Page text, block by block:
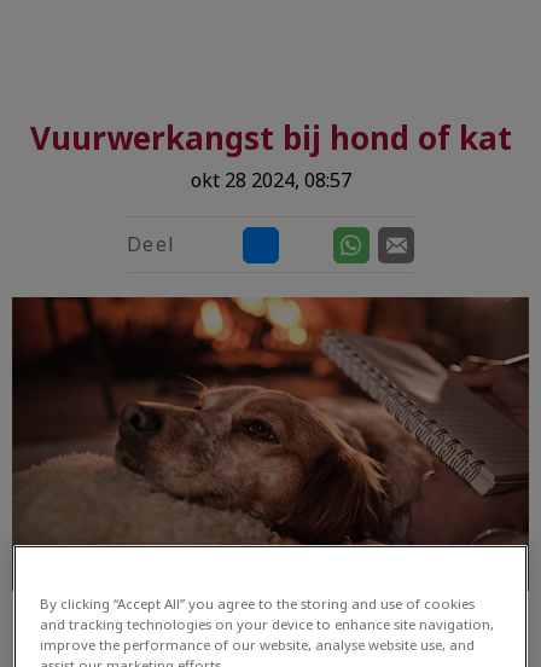
Vuurwerkangst bij hond of kat
okt 28 2024, 08:57
Deel
By clicking “Accept All” you agree to the storing and use of cookies
and tracking technologies on your device to enhance site navigation,
improve the performance of our website, analyse website use, and